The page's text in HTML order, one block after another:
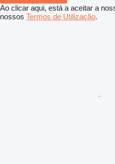
Ao clicar aqui, está a aceitar a
nossos Termos de Utilização.